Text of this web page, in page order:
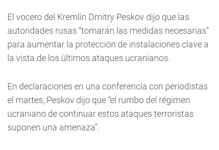
El vocero del Kremlin Dmitry Peskov dijo que las
autoridades rusas “tomarán las medidas necesarias”
para aumentar la protección de instalaciones clave a
la vista de los últimos ataques ucranianos.
En declaraciones en una conferencia con periodistas
el martes, Peskov dijo que “el rumbo del régimen
ucraniano de continuar estos ataques terroristas
suponen una amenaza”.